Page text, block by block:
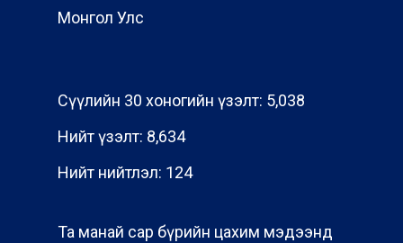
Монгол Улс
Сүүлийн 30 хоногийн үзэлт: 5,038
Нийт үзэлт: 8,634
Нийт нийтлэл: 124
Та манай сар бүрийн цахим мэдээнд